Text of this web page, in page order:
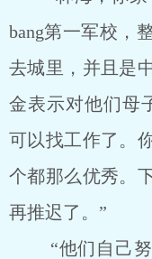
bang第一军校，
去城里，并且是
金表示对他们母
可以找工作了。
个都那么优秀。
再推迟了。”
“他们自己努